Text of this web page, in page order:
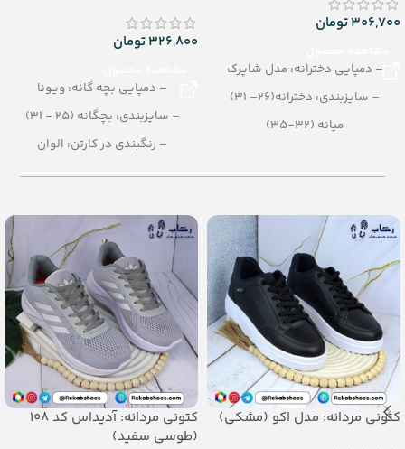
306,700تومان
– دمپایی دخترانه: مدل شاپرک
– سایزبندی: دخترانه(26– 31)
میانه (32-35)
– تعداد در کارتن:24 جفت
326,800تومان
– دمپایی بچه گانه: ویونا
– سایزبندی: بچگانه (25 - 31)
– رنگبندی در کارتن: الوان
– تعداد در کارتن:24 جفت
کتونی مردانه: مدل اکو (مشکی)
کتونی مردانه: آدیداس کد 108
(طوسی سفید)